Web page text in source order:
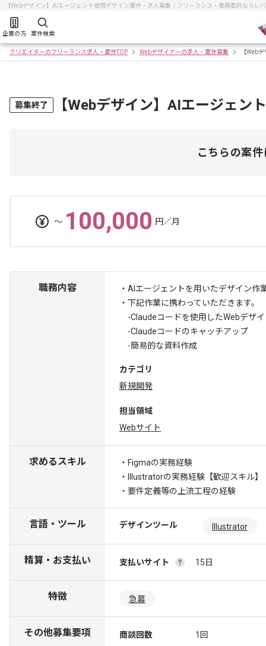
【Webデザイン】AIエージェント使用デザイン案件・求人募集｜フリーランス・業務委託ならレ
企業の方 案件検索
クリエイターのフリーランス求人・案件TOP Webデザイナーの求人・案件募集 【Web
募集終了 【Webデザイン】AIエージェン
こちらの案
〜 100,000 円／月
職務内容
・AIエージェントを用いたデザイン作
・下記作業に携わっていただきます。
-Claudeコードを使用したWebデザ
-Claudeコードのキャッチアップ
-簡易的な資料作成
カテゴリ
新規開発
担当領域
Webサイト
求めるスキル
・Figmaの実務経験
・Illustratorの実務経験 【歓迎スキル
・要件定義等の上流工程の経験
言語・ツール デザインツール Illustrator
精算・お支払い 支払いサイト 15日
特徴 急募
その他募集要項 商談回数
1回